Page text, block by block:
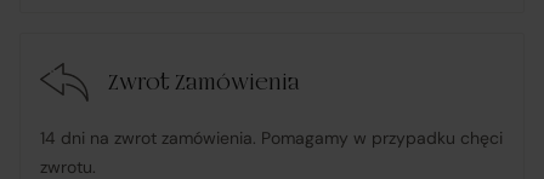
Zwrot Zamówienia
14 dni na zwrot zamówienia. Pomagamy w przypadku chęci
zwrotu.